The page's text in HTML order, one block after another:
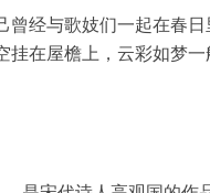
经与歌妓们一起在春日
在屋檐上，云彩如梦一